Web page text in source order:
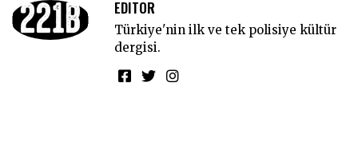
EDITOR
Türkiye'nin ilk ve tek polisiye kültür
dergisi.